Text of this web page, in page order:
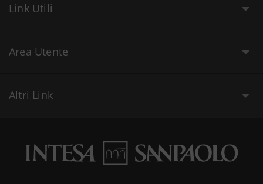
Link Utili
Area Utente
Altri Link